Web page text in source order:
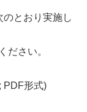
とおり実施し
ださい。
PDF形式)